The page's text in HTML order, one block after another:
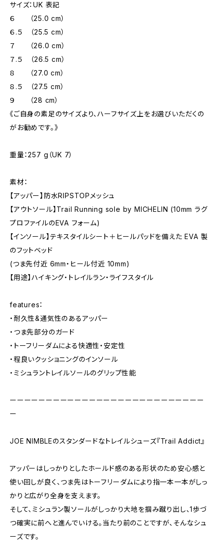
サイズ：UK 表記
６ （25.0 cm）
６.５ （25.5 cm）
７ （26.0 cm）
７.５ （26.5 cm）
８ （27.0 cm）
８.５ （27.5 cm）
９ （28 cm）
《ご自身の素足のサイズより、ハーフサイズ上をお選びいただくの
がお勧めです。》
重量：257 g（UK 7）
素材：
【アッパー】防水RIPSTOPメッシュ
【アウトソール】Trail Running sole by MICHELIN (10mm ラグ
プロファイルのEVA フォーム)
【インソール】テキスタイルシート＋ヒールパッドを備えた EVA 製
のフットベッド
(つま先付近 6mm・ヒール付近 10mm)
【用途】ハイキング・トレイルラン・ライフスタイル
features：
・耐久性&通気性のあるアッパー
・つま先部分のガード
・トーフリーダムによる快適性・安定性
・程良いクッショニングのインソール
・ミシュラントレイルソールのグリップ性能
ーーーーーーーーーーーーーーーーーーーーーーーーーーー
ー
JOE NIMBLEのスタンダードなトレイルシューズ『Trail Addict』
アッパーはしっかりとしたホールド感のある形状のため安心感と
使い回しが良く、つま先はトーフリーダムにより指一本一本がしっ
かりと広がり全身を支えます。
そして、ミシュラン製ソールがしっかり大地を掴み蹴り出し、1歩づ
つ確実に前へと進んでいける。当たり前のことですが、そんなシュ
ーズです。